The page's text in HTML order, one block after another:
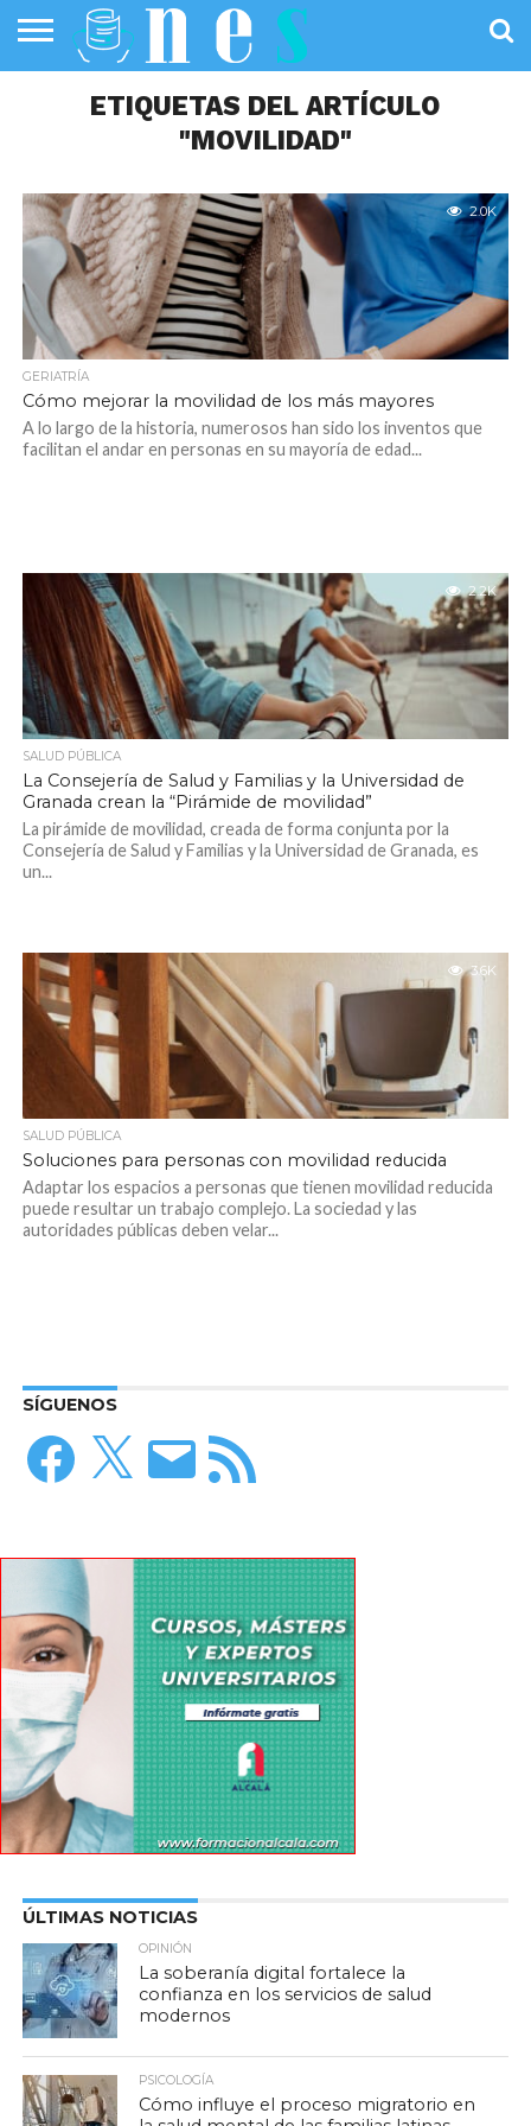
PÚBLICA
SANIDAD
INVESTIGACIÓN
ENTREVISTAS
PROFESIONALES
DE LA SALUD
INFOGRAFÍAS
DE SALUD
OPINIÓNETIQUETAS DEL ARTÍCULO
"MOVILIDAD"
2.0K
GERIATRÍA
Cómo mejorar la movilidad de los más mayores
A lo largo de la historia, numerosos han sido los inventos que
facilitan el andar en personas en su mayoría de edad...
2.2K
SALUD PÚBLICA
La Consejería de Salud y Familias y la Universidad de
Granada crean la “Pirámide de movilidad”
La pirámide de movilidad, creada de forma conjunta por la
Consejería de Salud y Familias y la Universidad de Granada, es
un...
3.6K
SALUD PÚBLICA
Soluciones para personas con movilidad reducida
Adaptar los espacios a personas que tienen movilidad reducida
puede resultar un trabajo complejo. La sociedad y las
autoridades públicas deben velar...
SÍGUENOS
Facebook
X
Correo
electrónico
Feed
RSS
ÚLTIMAS NOTICIAS
OPINIÓN
La soberanía digital fortalece la
confianza en los servicios de salud
modernos
PSICOLOGÍA
Cómo influye el proceso migratorio en